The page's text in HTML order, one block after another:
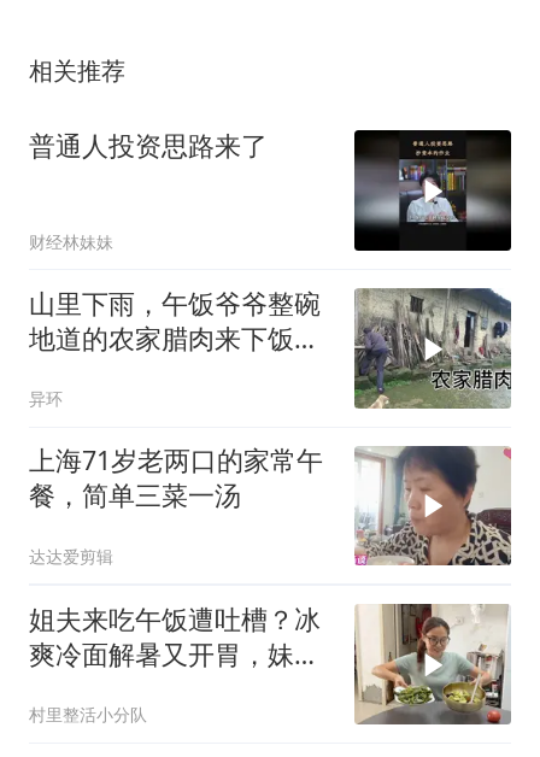
相关推荐
普通人投资思路来了
财经林妹妹
山里下雨，午饭爷爷整碗
地道的农家腊肉来下饭，
异环
上海71岁老两口的家常午
餐，简单三菜一汤
达达爱剪辑
姐夫来吃午饭遭吐槽？冰
爽冷面解暑又开胃，妹妹
村里整活小分队